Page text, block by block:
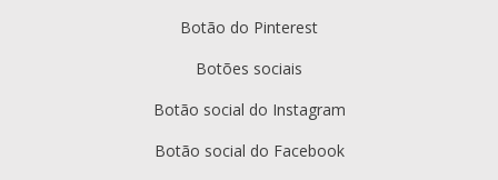
Botão do Pinterest
Botões sociais
Botão social do Instagram
Botão social do Facebook